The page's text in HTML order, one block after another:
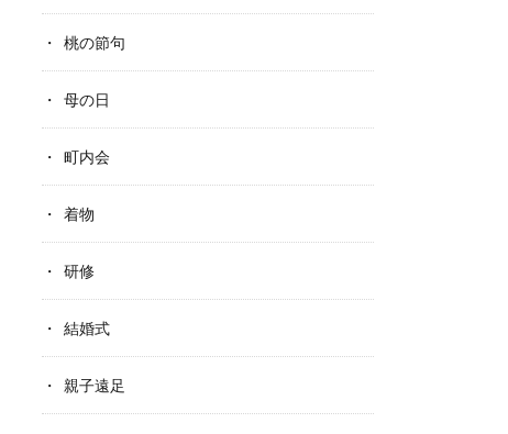
桃の節句
母の日
町内会
着物
研修
結婚式
親子遠足